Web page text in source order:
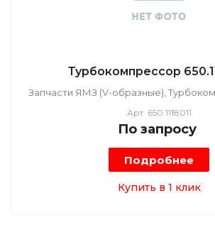
Турбокомпрессор
Запчасти ЯМЗ (V-образные),
Арт. 650.1118011
По запросу
Подробнее
Купить в 1 клик